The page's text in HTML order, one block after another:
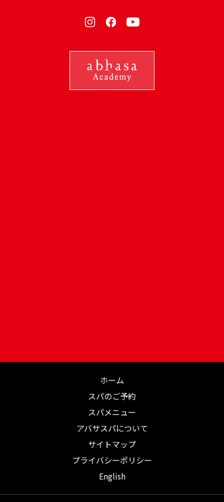
ホーム
スパのご予約
スパメニュー
アバサスパについて
サイトマップ
プライバシーポリシー
English